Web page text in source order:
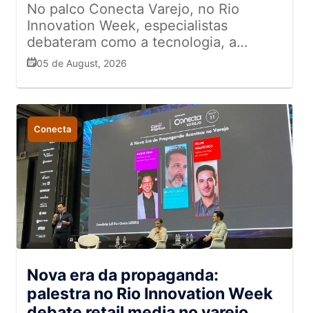
No palco Conecta Varejo, no Rio
Innovation Week, especialistas
debateram como a tecnologia, a
análise de dados e a inteligência
competitividade e a eficiência
operacional das empresas
05 de August, 2026
Conecta
Nova era da propaganda:
palestra no Rio Innovation Week